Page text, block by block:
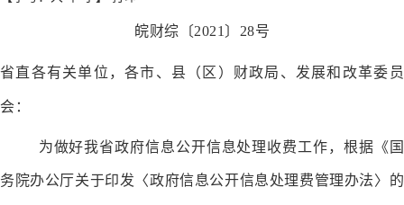
皖财综〔2021 〕 28号
省直各有关单位，各市、县（区）财政局 、发展和改革委员
会 ：
为做好我省政府信息公开信息处理收费工作，根据《国
务院办公厅关于印发〈政府信息公开信息处理费管理办法〉的